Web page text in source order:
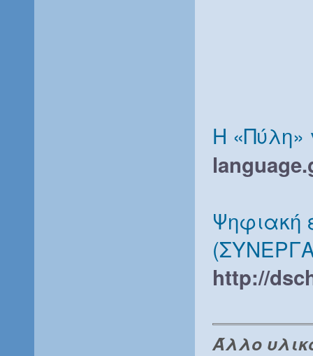
Η «Πύλη»
Ψηφιακή
http://
Άλλο